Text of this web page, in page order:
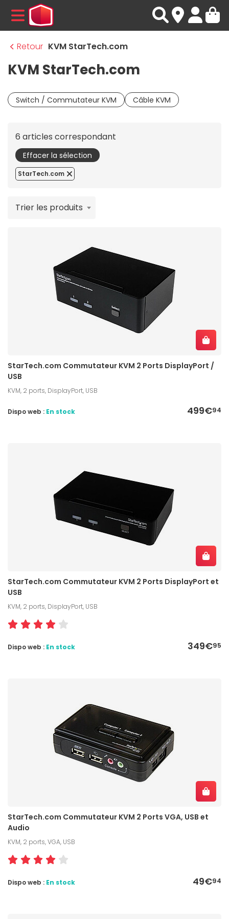
MENU
Retour KVM StarTech.com
KVM StarTech.com
Switch / Commutateur KVM Câble KVM
6 articles correspondant
Effacer la sélection
StarTech.com
Trier les produits
StarTech.com Commutateur KVM 2 Ports DisplayPort /
USB
KVM, 2 ports, DisplayPort, USB
499€94
Dispo web : En stock
StarTech.com Commutateur KVM 2 Ports DisplayPort et
USB
KVM, 2 ports, DisplayPort, USB
349€95
Dispo web : En stock
StarTech.com Commutateur KVM 2 Ports VGA, USB et
Audio
KVM, 2 ports, VGA, USB
49€94
Dispo web : En stock